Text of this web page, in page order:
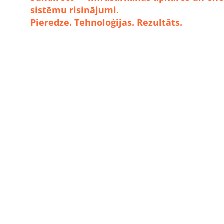
sistēmu risinājumi.
Pieredze. Tehnoloģijas. Rezultāts.